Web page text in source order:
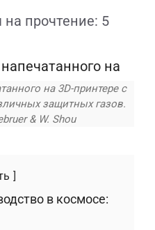
прочтение: 5
на 3D-принтере с
защитных газов.
& W. Shou
в космосе: